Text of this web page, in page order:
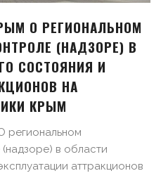
О РЕГИОНАЛЬНОМ
(НАДЗОРЕ) В
СОСТОЯНИЯ И
НА
КРЫМ
в области
аттракционов